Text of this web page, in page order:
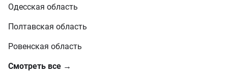
Одесская область
Полтавская область
Ровенская область
Смотреть все →